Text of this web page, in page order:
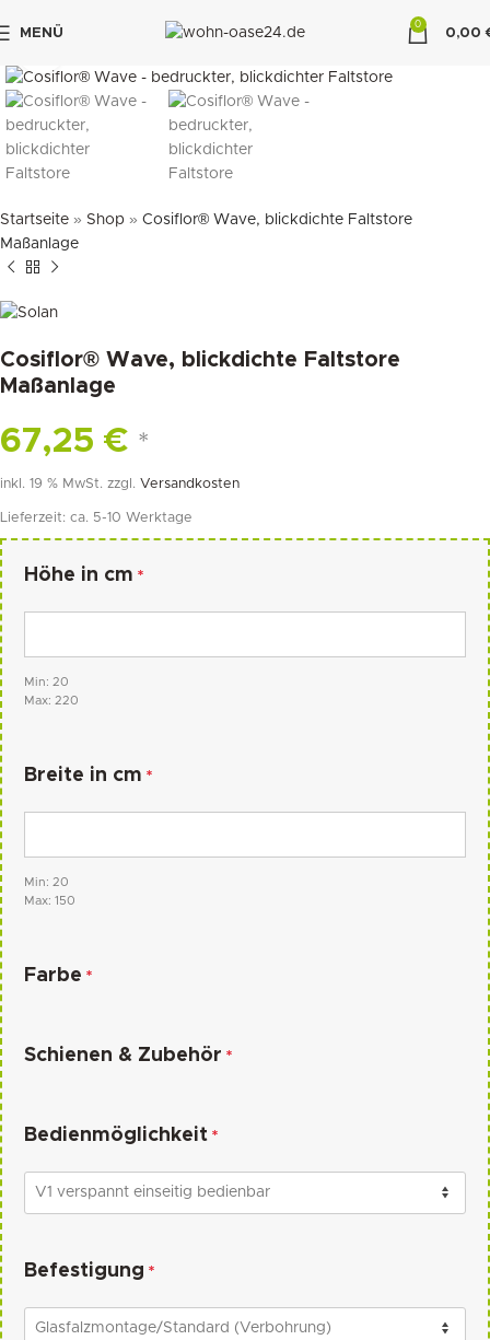
MENÜ
0
0,00
Startseite » Shop » Cosiflor® Wave, blickdichte Faltstore
Maßanlage
Cosiflor® Wave, blickdichte Faltstore
Maßanlage
67,25 € *
inkl. 19 % MwSt. zzgl. Versandkosten
Lieferzeit: ca. 5-10 Werktage
Höhe in cm *
Min: 20
Max: 220
Breite in cm *
Min: 20
Max: 150
Farbe *
Schienen & Zubehör *
Bedienmöglichkeit *
Befestigung *